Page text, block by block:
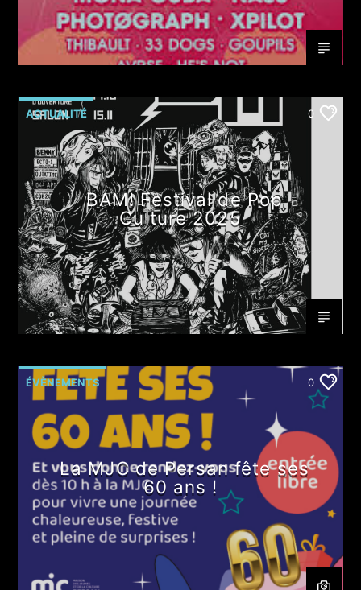
ACTUALITÉ 0
BAM! Festival de Pop
Culture 2025
ÉVÈNEMENTS 0
La MJC de Persan fête ses
60 ans !